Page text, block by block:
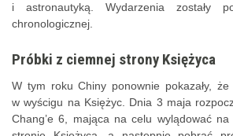
i astronautyką. Wydarzenia zostały
chronologicznej.
Próbki z ciemnej strony Księżyca
W tym roku Chiny ponownie pokazały,
w wyścigu na Księżyc. Dnia 3 maja
Chang’e 6, mająca na celu wylądować